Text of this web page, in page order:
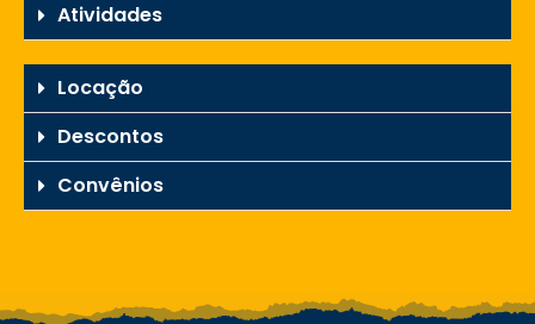
Atividades
Locação
Descontos
Convênios